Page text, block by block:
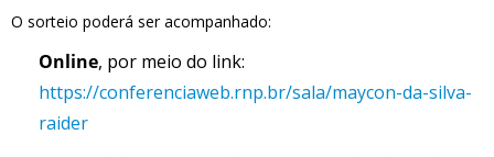
O sorteio poderá ser acompanhado:
Online, por meio do link:
https://conferenciaweb.rnp.br/sala/maycon-da-silva-
raider